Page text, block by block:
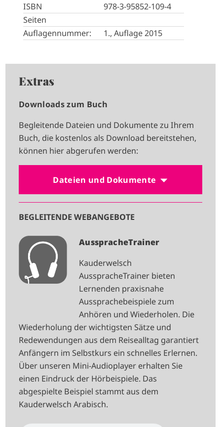
ISBN
978-3-95852-109-4
Seiten
Auflagennummer:
1., Auflage 2015
Extras
Downloads zum Buch
Begleitende Dateien und Dokumente zu Ihrem
Buch, die kostenlos als Download bereitstehen,
können hier abgerufen werden:
Dateien und Dokumente
BEGLEITENDE WEBANGEBOTE
I
G
AusspracheTrainer
Kauderwelsch
AusspracheTrainer bieten
Lernenden praxisnahe
Aussprachebeispiele zum
Anhören und Wiederholen. Die
Wiederholung der wichtigsten Sätze und
Redewendungen aus dem Reisealltag garantiert
Anfängern im Selbstkurs ein schnelles Erlernen.
Über unseren Mini-Audioplayer erhalten Sie
einen Eindruck der Hörbeispiele. Das
abgespielte Beispiel stammt aus dem
Kauderwelsch Arabisch.